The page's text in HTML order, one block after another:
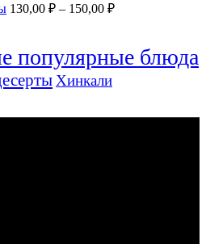
130,00 ₽ – 150,00 ₽
популярные блюда
Хинкали